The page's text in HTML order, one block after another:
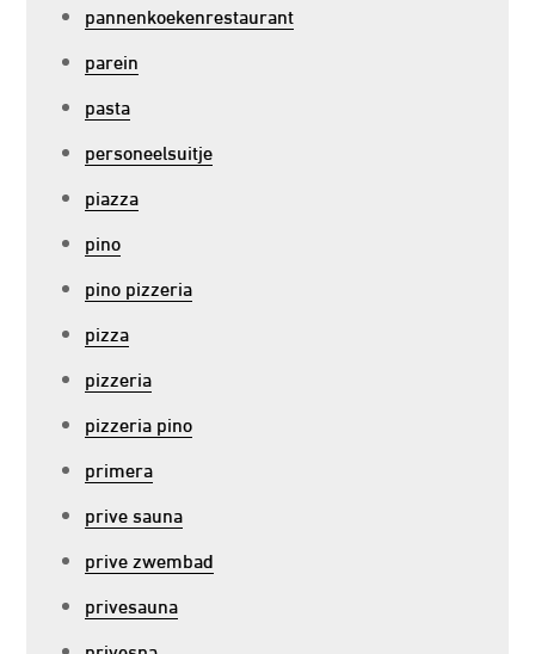
pannenkoekenrestaurant
parein
pasta
personeelsuitje
piazza
pino
pino pizzeria
pizza
pizzeria
pizzeria pino
primera
prive sauna
prive zwembad
privesauna